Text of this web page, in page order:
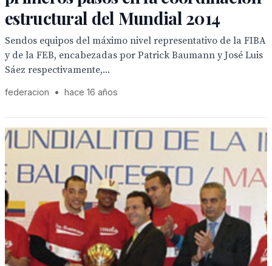
estructural del Mundial 2014
Sendos equipos del máximo nivel representativo de la FIBA
y de la FEB, encabezadas por Patrick Baumann y José Luis
Sáez respectivamente,...
federacion • hace 16 años